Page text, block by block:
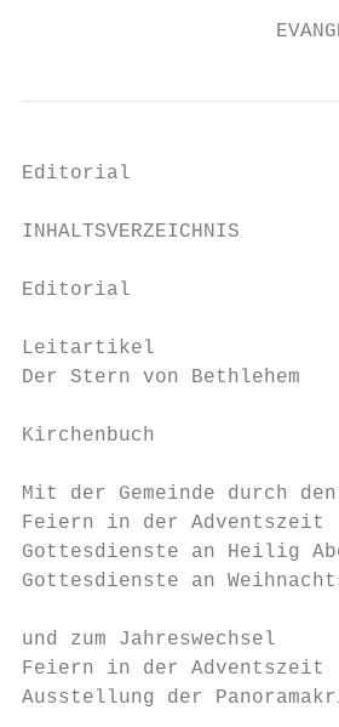
Editorial
Editorial
Leitartikel
Der Stern von
Kirchenbuch
Mit der Gemeinde durch
Feiern in der
Gottesdienste an Heilig
Gottesdienste an
und zum Jahreswechsel
Feiern in der
Ausstellung der